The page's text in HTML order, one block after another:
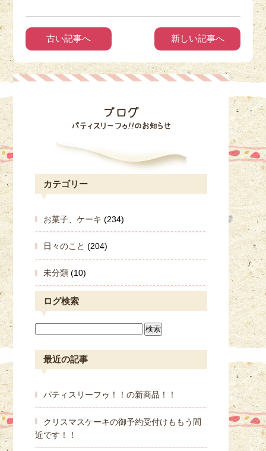
古い記事へ 新しい記事へ
カテゴリー
お菓子、ケーキ (234)
日々のこと (204)
未分類 (10)
ログ検索
最近の記事
パティスリーフゥ！！の新商品！！
クリスマスケーキの御予約受付けももう間
近です！！